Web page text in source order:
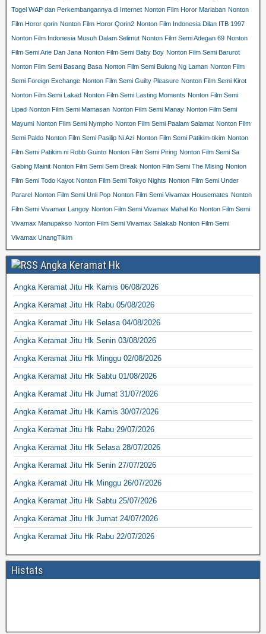
Togel WAP dan Perkembangannya di Internet Nonton Film Horor Mariaban Nonton
Film Horor qorin Nonton Film Horor Qorin2 Nonton Film Indonesia Dilan ITB 1997
Nonton Film Indonesia Musuh Dalam Selimut Nonton Film Semi Adegan 69 Nonton
Film Semi Arie Dan Jana Nonton Film Semi Baby Boy Nonton Film Semi Barurot
Nonton Film Semi Basang Basa Nonton Film Semi Bulong Ng Laman Nonton Film
Semi Foreign Exchange Nonton Film Semi Guilty Pleasure Nonton Film Semi Kirot
Nonton Film Semi Lakad Nonton Film Semi Lasting Moments Nonton Film Semi
Lipad Nonton Film Semi Mamasan Nonton Film Semi Manay Nonton Film Semi
Mayumi Nonton Film Semi Nympho Nonton Film Semi Paalam Salamat Nonton Film
Semi Paldo Nonton Film Semi Pasilip Ni Azi Nonton Film Semi Patikim-tikim Nonton
Film Semi Patikim ni Robb Guinto Nonton Film Semi Piring Nonton Film Semi Sa
Gabing Mainit Nonton Film Semi Sem Break Nonton Film Semi The Mising Nonton
Film Semi Todo Kayot Nonton Film Semi Tokyo Nights Nonton Film Semi Under
Pararel Nonton Film Semi Unli Pop Nonton Film Semi Vivamax Housemates Nonton
Film Semi Vivamax Langoy Nonton Film Semi Vivamax Mahal Ko Nonton Film Semi
Vivamax Manupakso Nonton Film Semi Vivamax Salakab Nonton Film Semi
Vivamax UnangTikim
Angka Keramat Hk
Angka Keramat Jitu Hk Kamis 06/08/2026
Angka Keramat Jitu Hk Rabu 05/08/2026
Angka Keramat Jitu Hk Selasa 04/08/2026
Angka Keramat Jitu Hk Senin 03/08/2026
Angka Keramat Jitu Hk Minggu 02/08/2026
Angka Keramat Jitu Hk Sabtu 01/08/2026
Angka Keramat Jitu Hk Jumat 31/07/2026
Angka Keramat Jitu Hk Kamis 30/07/2026
Angka Keramat Jitu Hk Rabu 29/07/2026
Angka Keramat Jitu Hk Selasa 28/07/2026
Angka Keramat Jitu Hk Senin 27/07/2026
Angka Keramat Jitu Hk Minggu 26/07/2026
Angka Keramat Jitu Hk Sabtu 25/07/2026
Angka Keramat Jitu Hk Jumat 24/07/2026
Angka Keramat Jitu Hk Rabu 22/07/2026
Histats